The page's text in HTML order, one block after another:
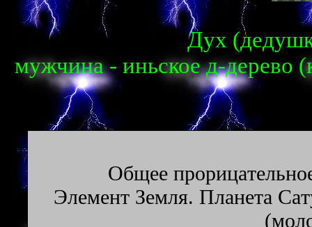
Дух
мужчина - иньское д-дерево
Oбщee
Элeмeнт Зeмля. Плaнeтa